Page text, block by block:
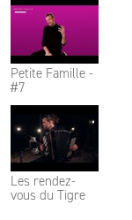
Petite Famille -
#7
Les rendez-
vous du Tigre